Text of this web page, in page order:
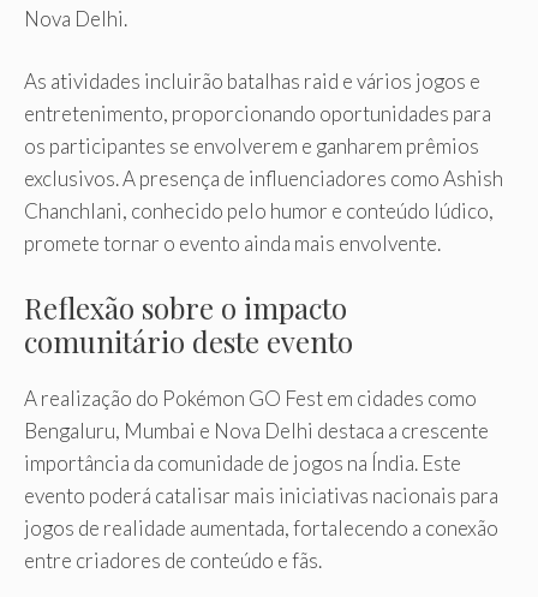
Nova Delhi.
As atividades incluirão batalhas raid e vários jogos e
entretenimento, proporcionando oportunidades para
os participantes se envolverem e ganharem prêmios
exclusivos. A presença de influenciadores como Ashish
Chanchlani, conhecido pelo humor e conteúdo lúdico,
promete tornar o evento ainda mais envolvente.
Reflexão sobre o impacto
comunitário deste evento
A realização do Pokémon GO Fest em cidades como
Bengaluru, Mumbai e Nova Delhi destaca a crescente
importância da comunidade de jogos na Índia. Este
evento poderá catalisar mais iniciativas nacionais para
jogos de realidade aumentada, fortalecendo a conexão
entre criadores de conteúdo e fãs.